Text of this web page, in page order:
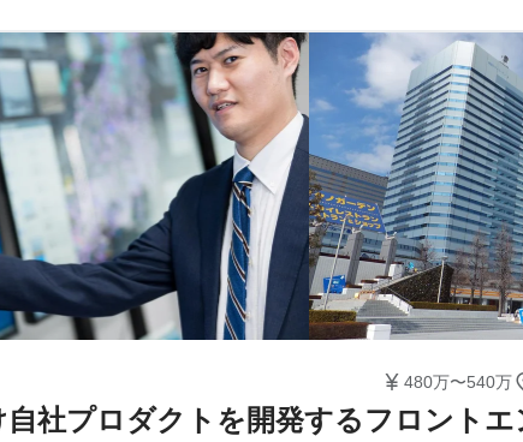
 480万〜540万
自社プロダクトを開発するフロント